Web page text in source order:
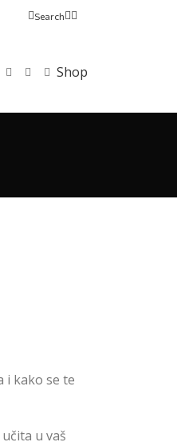
Search
Shop
i kako se te
u vaš